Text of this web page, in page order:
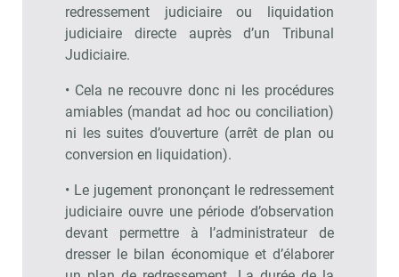
redressement judiciaire ou liquidation
judiciaire directe auprès d’un Tribunal
Judiciaire.
• Cela ne recouvre donc ni les procédures
amiables (mandat ad hoc ou conciliation)
ni les suites d’ouverture (arrêt de plan ou
conversion en liquidation).
• Le jugement prononçant le redressement
judiciaire ouvre une période d’observation
devant permettre à l’administrateur de
dresser le bilan économique et d’élaborer